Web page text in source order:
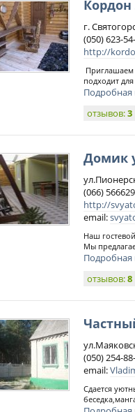
г.
(050) 623-
http://
Приглашаем
подходит
отзывов:3
Домик
(066)
http://
email:
Наш
Мы
отзывов:8
(050) 254-
email:
Сдается